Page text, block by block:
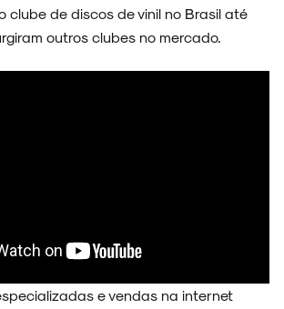
clube de discos de vinil no Brasil até
outros clubes no mercado.
e vendas na internet